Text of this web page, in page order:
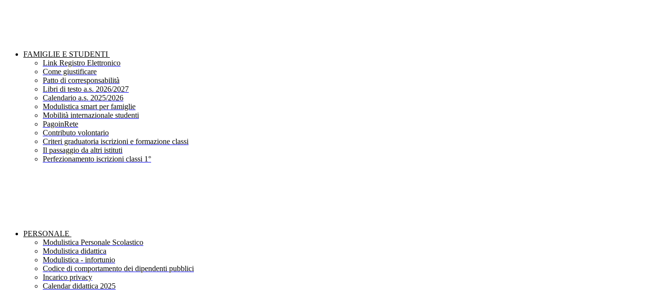
FAMIGLIE E STUDENTI
Link Registro Elettronico
Come giustificare
Patto di corresponsabilità
Libri di testo a.s. 2026/2027
Calendario a.s. 2025/2026
Modulistica smart per famiglie
Mobilità internazionale studenti
PagoinRete
Contributo volontario
Criteri graduatoria iscrizioni e formazione classi
Il passaggio da altri istituti
Perfezionamento iscrizioni classi 1°
PERSONALE
Modulistica Personale Scolastico
Modulistica didattica
Modulistica - infortunio
Codice di comportamento dei dipendenti pubblici
Incarico privacy
Calendar didattica 2025